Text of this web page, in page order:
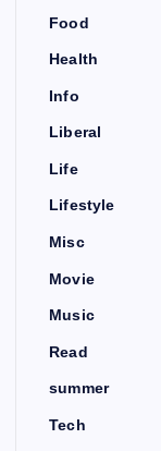
Food
Health
Info
Liberal
Life
Lifestyle
Misc
Movie
Music
Read
summer
Tech